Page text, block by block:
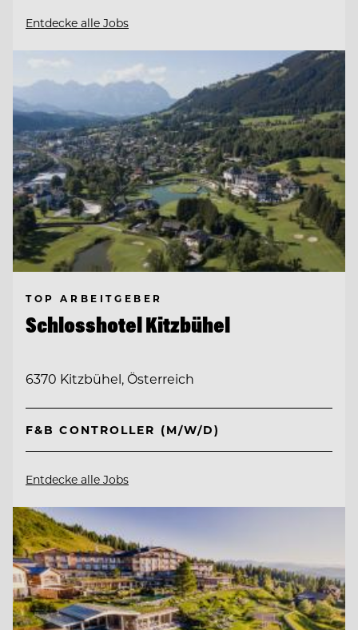
Entdecke alle Jobs
TOP ARBEITGEBER
Schlosshotel Kitzbühel
6370 Kitzbühel, Österreich
F&B CONTROLLER (M/W/D)
Entdecke alle Jobs